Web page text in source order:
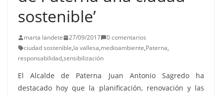
sostenible’
marta landete 27/09/2017
0 comentarios
ciudad sostenible,la vallesa,medioambiente,Paterna,
responsabilidad,sensibilización
El Alcalde de Paterna Juan Antonio Sagredo ha
destacado hoy que la planificación, renovación y las